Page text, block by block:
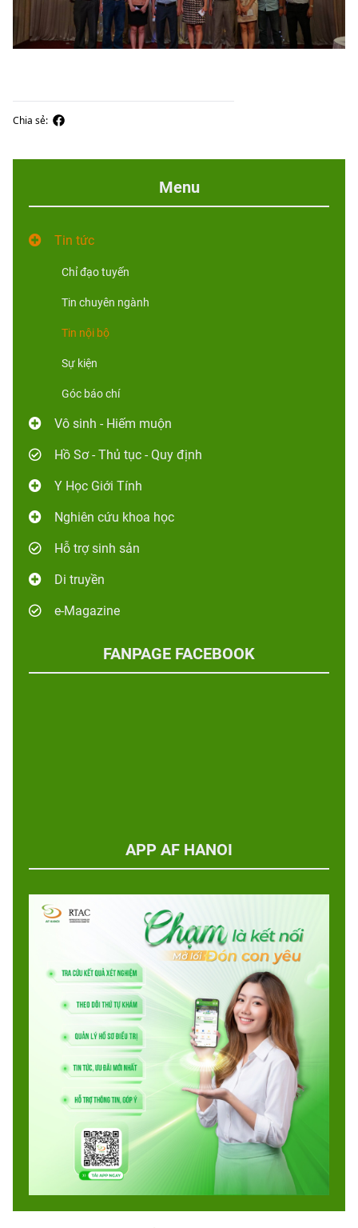
Chia sẻ:
Menu
Tin tức
Chỉ đạo tuyến
Tin chuyên ngành
Tin nội bộ
Sự kiện
Góc báo chí
Vô sinh - Hiếm muộn
Hồ Sơ - Thủ tục - Quy định
Y Học Giới Tính
Nghiên cứu khoa học
Hỗ trợ sinh sản
Di truyền
e-Magazine
FANPAGE FACEBOOK
APP AF HANOI